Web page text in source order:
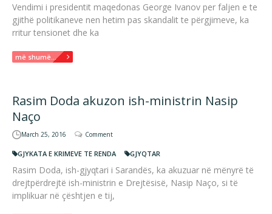
Vendimi i presidentit maqedonas George Ivanov per faljen e te
gjithë politikaneve nen hetim pas skandalit te përgjimeve, ka
rritur tensionet dhe ka
më shumë...
Rasim Doda akuzon ish-ministrin Nasip
Naço
March 25, 2016 Comment
GJYKATA E KRIMEVE TE RENDA GJYQTAR
Rasim Doda, ish-gjyqtari i Sarandës, ka akuzuar në mënyrë të
drejtpërdrejtë ish-ministrin e Drejtësisë, Nasip Naço, si të
implikuar në çështjen e tij,